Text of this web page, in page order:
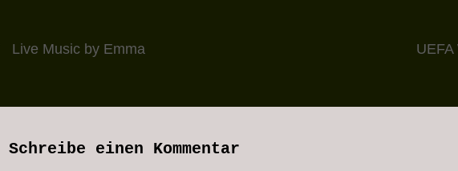
Live Music by Emma
Schreibe einen Kommentar